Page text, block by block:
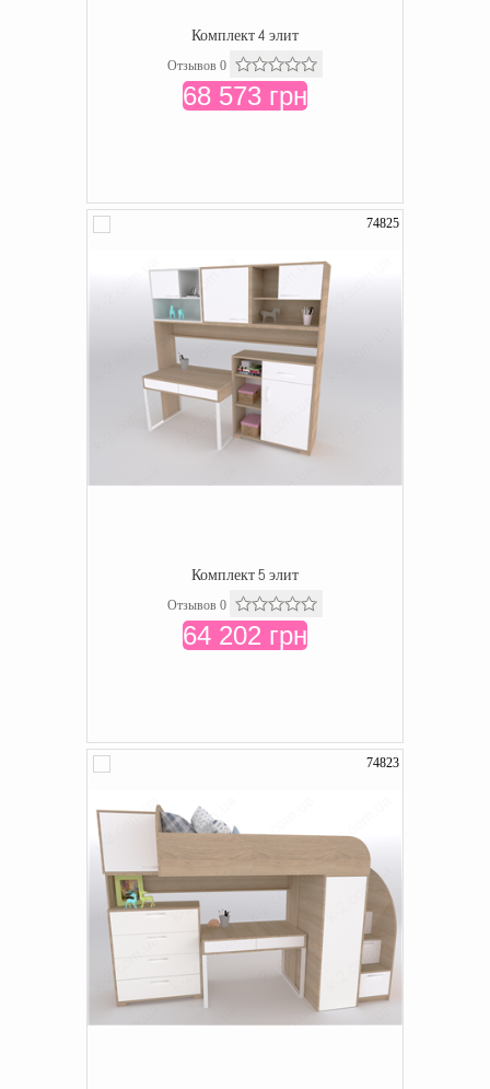
Комплект 4 элит
Отзывов 0
68 573 грн
74825
Комплект 5 элит
Отзывов 0
64 202 грн
74823